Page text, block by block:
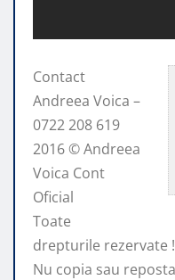
Contact
Andreea Voica –
0722 208 619
2016 © Andreea
Voica Cont
Oficial
Toate
drepturile rezervate !
Nu copia sau